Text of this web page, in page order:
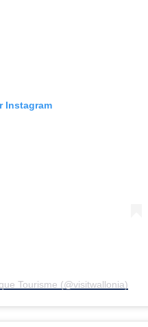
Instagram
Tourisme (@visitwallonia)